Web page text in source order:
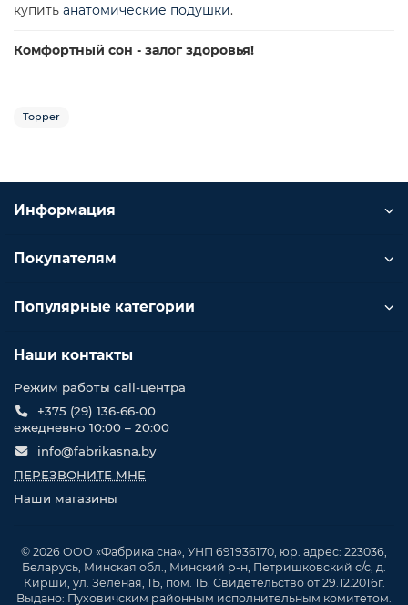
купить анатомические подушки.
Комфортный сон - залог здоровья!
Topper
Информация
Покупателям
Популярные категории
Наши контакты
Режим работы call-центра
+375 (29) 136-66-00
ежедневно 10:00 – 20:00
info@fabrikasna.by
ПЕРЕЗВОНИТЕ МНЕ
Наши магазины
© 2026 ООО «Фабрика сна», УНП 691936170, юр. адрес: 223036,
Беларусь, Минская обл., Минский р-н, Петришковский с/с, д.
Кирши, ул. Зелёная, 1Б, пом. 1Б. Свидетельство от 29.12.2016г.
Выдано: Пуховичским районным исполнительным комитетом.